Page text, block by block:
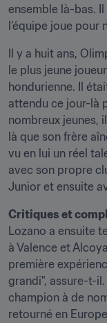
ensemble là-bas.
l’équipe joue
Il y a huit ans,
le plus jeune
hondurienne. Il
attendu ce jour-là
nombreux jeunes,
là que son frère
vu en lui un réel
avec son propre
Junior et ensuite
Critiques et
Lozano a ensuite
à Valence et
première
grandi", assure-t-
champion à de
retourné en